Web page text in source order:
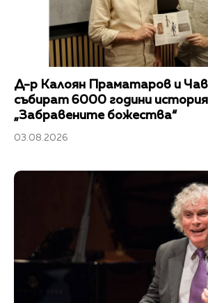
Д-р Калоян Праматаров и
събират 6000 години
„Забравените божества“
03.08.2026